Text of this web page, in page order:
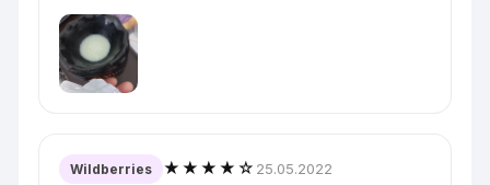
Wildberries ★★★★☆ 25.05.2022